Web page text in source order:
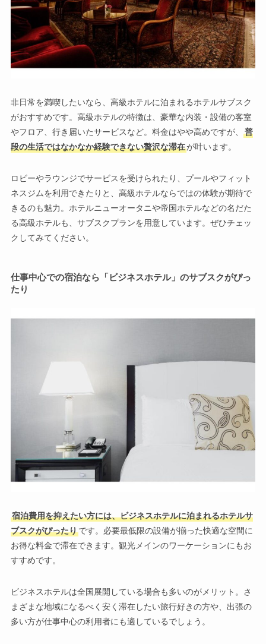
非日常を満喫したいなら、高級ホテルに泊まれるホテルサブスク
がおすすめです。高級ホテルの特徴は、豪華な内装・設備の客室
やフロア、行き届いたサービスなど。料金はやや高めですが、
普
段の生活ではなかなか経験できない贅沢な滞在が叶います。
ロビーやラウンジでサービスを受けられたり、プールやフィット
ネスジムを利用できたりと、高級ホテルならではの体験が期待で
きるのも魅力。ホテルニューオータニや帝国ホテルなどの名だた
る高級ホテルも、サブスクプランを用意しています。ぜひチェッ
クしてみてください。
仕事中心での宿泊なら「ビジネスホテル」のサブスクがぴっ
たり
宿泊費用を抑えたい方には、ビジネスホテルに泊まれるホテルサ
ブスクがぴったりです。必要最低限の設備が揃った快適な空間に
お得な料金で滞在できます。観光メインのワーケーションにもお
すすめです。
ビジネスホテルは全国展開している場合も多いのがメリット。さ
まざまな地域になるべく安く滞在したい旅行好きの方や、出張の
多い方が仕事中心の利用者にも適しているでしょう。